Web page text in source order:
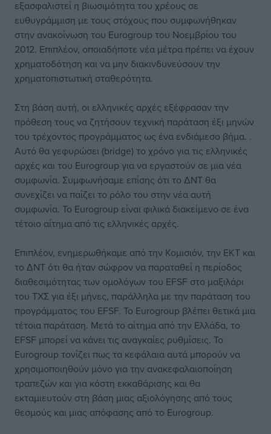
εξασφαλιστεί η βιωσιμότητα του χρέους σε
ευθυγράμμιση με τους στόχους που συμφωνήθηκαν
στην ανακοίνωση του Eurogroup του Νοεμβρίου του
2012. Επιπλέον, οποιαδήποτε νέα μέτρα πρέπει να έχουν
χρηματοδότηση και να μην διακινδυνεύσουν την
χρηματοπιστωτική σταθερότητα.
Στη βάση αυτή, οι ελληνικές αρχές εξέφρασαν την
πρόθεση τους να ζητήσουν τεχνική παράταση έξι μηνών
του τρέχοντος προγράμματος ως ένα ενδιάμεσο βήμα. .
Αυτό θα γεφυρώσει (bridge) το χρόνο για τις ελληνικές
αρχές και του Eurogroup για να εργαστούν σε μια νέα
συμφωνία. Συμφωνήσαμε επίσης ότι το ΔΝΤ θα
συνεχίζει να παίζει το ρόλο του στην νέα αυτή
συμφωνία. To Εurogroup είναι φιλικά διακείμενο σε ένα
τέτοιο αίτημα από τις ελληνικές αρχές.
Επιπλέον, ενημερωθήκαμε από την Κομισιόν, την ΕΚΤ και
το ΔΝΤ ότι θα ήταν σώφρον να παραταθεί η περίοδος
διαθεσιμότητας των ομολόγων του EFSF στο μαξιλάρι
του ΤΧΣ για έξι μήνες, παράλληλα με την παράταση του
προγράμματος του EFSF. Το Eurogroup βλέπει θετικά μια
τέτοια παράταση. Μετά το αίτημα από την Ελλάδα, το
EFSF μπορεί να κάνει τις αναγκαίες ρυθμίσεις. Το
Eurogroup τονίζει πως τα κεφάλαια αυτά μπορούν να
χρησιμοποιηθούν μόνο για την ανακεφαλαιοποίηση
τραπεζών και για κόστη εκκαθάρισης και θα
εκταμιευτούν στη βάση μιας αξιολόγησης από τους
θεσμούς και μιας απόφασης από το Eurogroup.